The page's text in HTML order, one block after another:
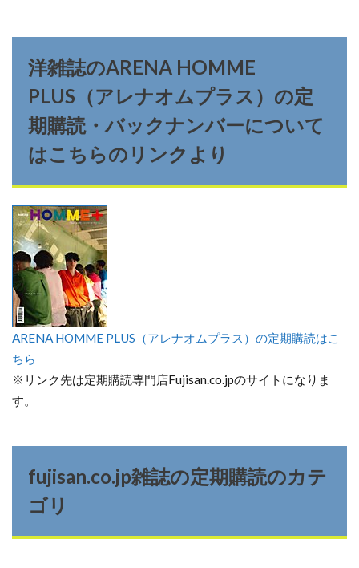
洋雑誌のARENA HOMME
PLUS（アレナオムプラス）の定
期購読・バックナンバーについて
はこちらのリンクより
ARENA HOMME PLUS（アレナオムプラス）の定期購読はこ
ちら
※リンク先は定期購読専門店Fujisan.co.jpのサイトになりま
す。
fujisan.co.jp雑誌の定期購読のカテ
ゴリ